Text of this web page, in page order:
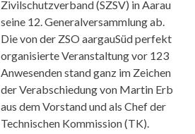
Zivilschutzverband (SZSV) in Aarau
seine 12. Generalversammlung ab.
Die von der ZSO aargauSüd perfekt
organisierte Veranstaltung vor 123
Anwesenden stand ganz im Zeichen
der Verabschiedung von Martin Erb
aus dem Vorstand und als Chef der
Technischen Kommission (TK).